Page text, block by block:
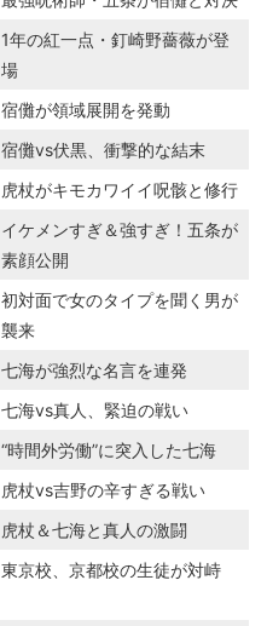
1年の紅一点・釘崎野薔薇が登
場
宿儺が領域展開を発動
宿儺vs伏黒、衝撃的な結末
虎杖がキモカワイイ呪骸と修行
イケメンすぎ＆強すぎ！五条が
素顔公開
初対面で女のタイプを聞く男が
襲来
七海が強烈な名言を連発
七海vs真人、緊迫の戦い
“時間外労働”に突入した七海
虎杖vs吉野の辛すぎる戦い
虎杖＆七海と真人の激闘
東京校、京都校の生徒が対峙